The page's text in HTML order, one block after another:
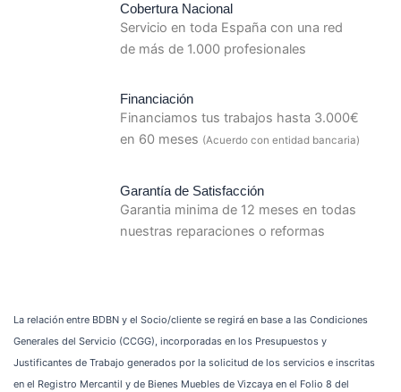
Cobertura Nacional
Servicio en toda España con una red
de más de 1.000 profesionales
Financiación
Financiamos tus trabajos hasta 3.000€
en 60 meses (Acuerdo con entidad bancaria)
Garantía de Satisfacción
Garantia minima de 12 meses en todas
nuestras reparaciones o reformas
La relación entre BDBN y el Socio/cliente se regirá en base a las Condiciones
Generales del Servicio (CCGG), incorporadas en los Presupuestos y
Justificantes de Trabajo generados por la solicitud de los servicios e inscritas
en el Registro Mercantil y de Bienes Muebles de Vizcaya en el Folio 8 del